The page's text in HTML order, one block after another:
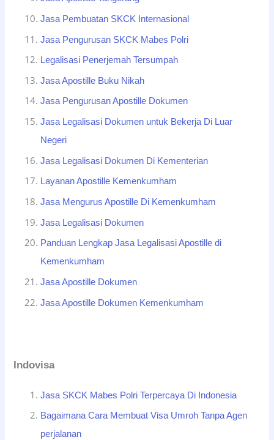
Jasa Pembuatan SKCK Internasional
Jasa Pengurusan SKCK Mabes Polri
Legalisasi Penerjemah Tersumpah
Jasa Apostille Buku Nikah
Jasa Pengurusan Apostille Dokumen
Jasa Legalisasi Dokumen untuk Bekerja Di Luar
Negeri
Jasa Legalisasi Dokumen Di Kementerian
Layanan Apostille Kemenkumham
Jasa Mengurus Apostille Di Kemenkumham
Jasa Legalisasi Dokumen
Panduan Lengkap Jasa Legalisasi Apostille di
Kemenkumham
Jasa Apostille Dokumen
Jasa Apostille Dokumen Kemenkumham
Indovisa
Jasa SKCK Mabes Polri Terpercaya Di Indonesia
Bagaimana Cara Membuat Visa Umroh Tanpa Agen
perjalanan